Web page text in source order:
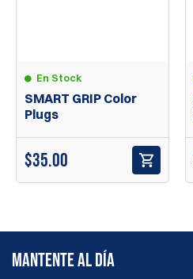
En Stock
SMART GRIP Color
Plugs
$35.00
MANTENTE AL DÍA